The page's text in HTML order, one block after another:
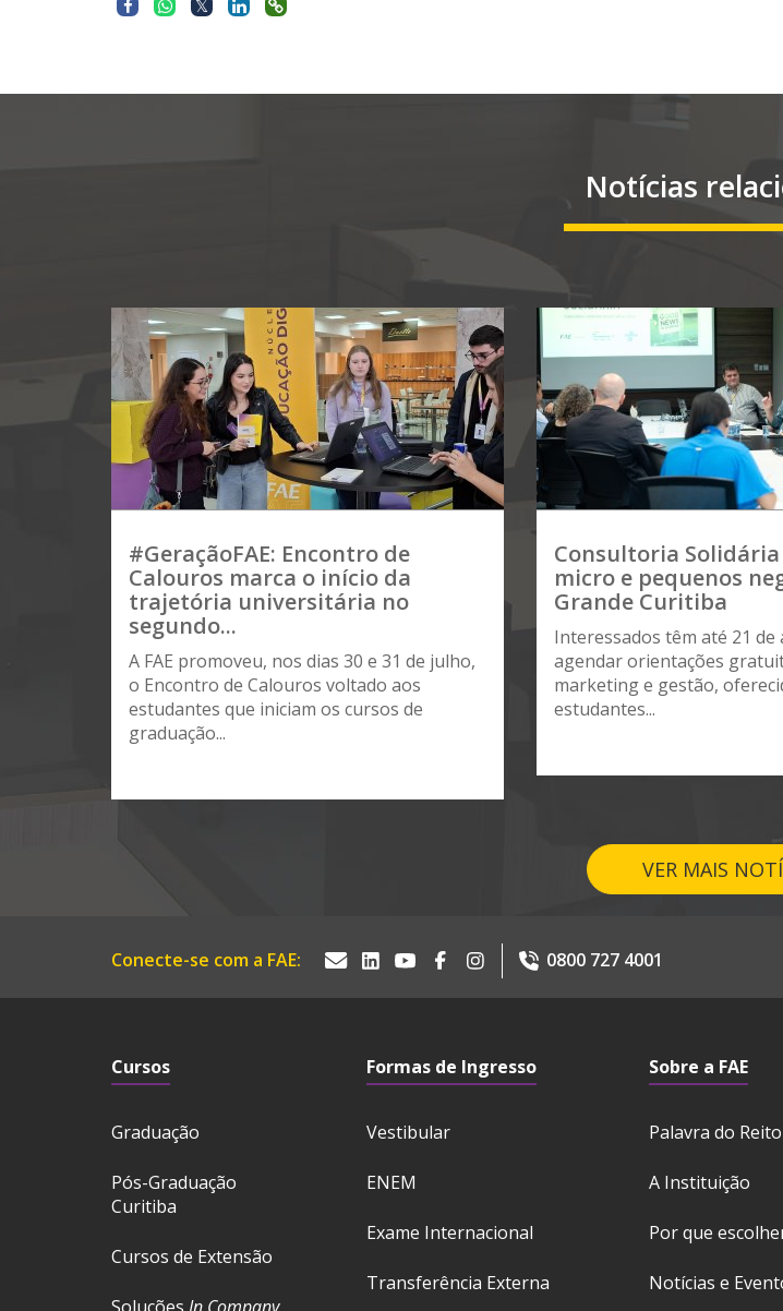
Notícias
#GeraçãoFAE: Encontro de
Calouros marca o início da
trajetória universitária no
segundo...
A FAE promoveu, nos dias 30 e 31 de julho,
o Encontro de Calouros voltado aos
estudantes que iniciam os cursos de
graduação...
Consultoria
micro e pequenos
Grande Curitiba
Interessados têm até 21
agendar orientações
marketing e gestão,
estudantes...
VER MAIS
Conecte-se com a FAE: 0800 727 4001
Cursos
Graduação
Pós-Graduação
Curitiba
Cursos de Extensão
Formas de Ingresso
Vestibular
ENEM
Exame Internacional
Transferência Externa
Sobre a FAE
Palavra do
A Instituição
Por que
Notícias e